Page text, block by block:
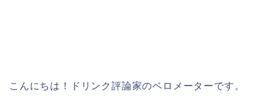
こんにちは！ドリンク評論家のベロメーターです。